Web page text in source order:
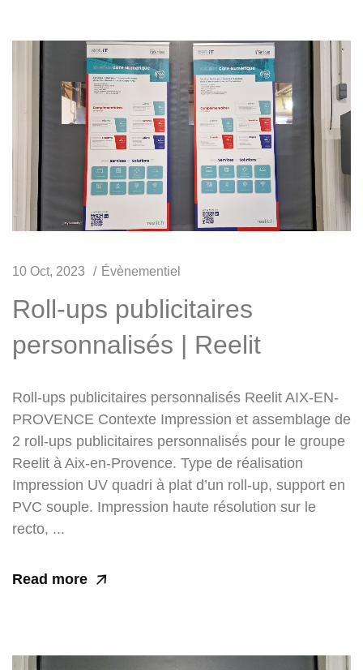
10 Oct, 2023 Évènementiel
Roll-ups publicitaires
personnalisés | Reelit
Roll-ups publicitaires personnalisés Reelit AIX-EN-
PROVENCE Contexte Impression et assemblage de
2 roll-ups publicitaires personnalisés pour le groupe
Reelit à Aix-en-Provence. Type de réalisation
Impression UV quadri à plat d’un roll-up, support en
PVC souple. Impression haute résolution sur le
recto, ...
Read more